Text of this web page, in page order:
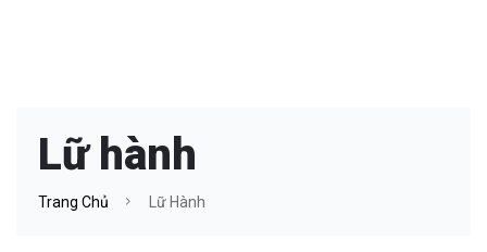
Lữ hành
Trang Chủ Lữ Hành